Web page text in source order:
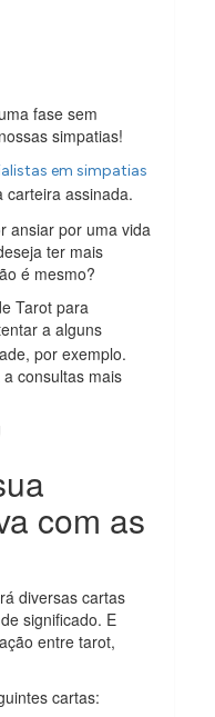
fase sem
simpatias!
em simpatias
carteira assinada.
ansiar por uma vida
ter mais
é mesmo?
Tarot para
a alguns
por exemplo.
consultas mais
com as
diversas cartas
significado. E
entre tarot,
cartas: